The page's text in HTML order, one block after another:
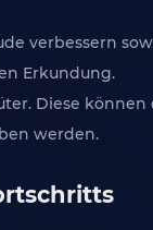
verbessern
Erkundung.
Diese
werden.